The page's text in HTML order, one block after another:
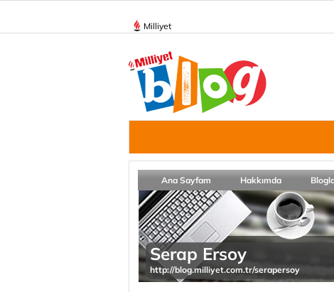
Milliyet
Ana Sayfam Hakkımda
Serap Ersoy
http://blog.milliyet.com.tr/serapersoy